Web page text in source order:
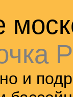
и